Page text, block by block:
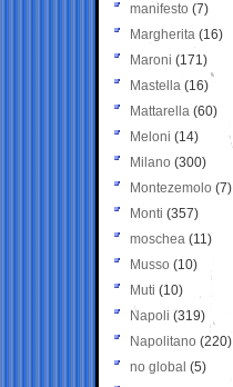
manifesto (7)
Margherita (16)
Maroni (171)
Mastella (16)
Mattarella (60)
Meloni (14)
Milano (300)
Montezemolo (7)
Monti (357)
moschea (11)
Musso (10)
Muti (10)
Napoli (319)
Napolitano (220)
no global (5)